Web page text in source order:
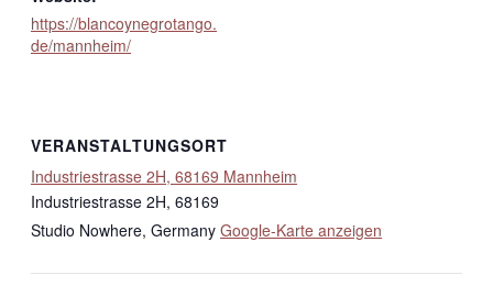
https://blancoynegrotango.
de/mannheim/
VERANSTALTUNGSORT
Industriestrasse 2H, 68169 Mannheim
Industriestrasse 2H, 68169
Studio Nowhere, Germany Google-Karte anzeigen